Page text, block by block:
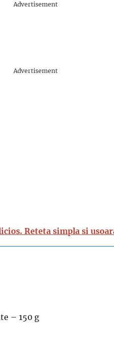
Advertisement
Advertisement
Reteta simpla si
– 150 g